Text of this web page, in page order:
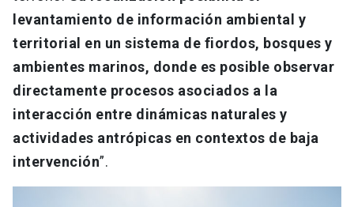
levantamiento de información ambiental y
territorial en un sistema de fiordos, bosques y
ambientes marinos, donde es posible observar
directamente procesos asociados a la
interacción entre dinámicas naturales y
actividades antrópicas en contextos de baja
intervención”.